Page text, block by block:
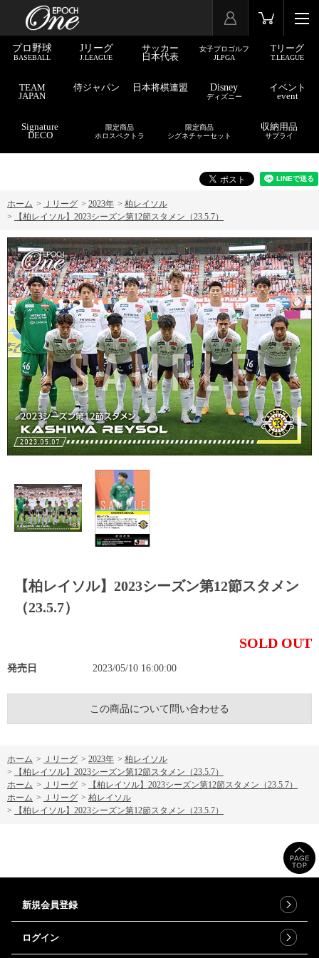
プロ野球
BASEBALL
Jリーグ
J.LEAGUE
サッカー
日本代表
女子プロゴルフ
JLPGA
Tリーグ
T.LEAGUE
TEAM
JAPAN
侍ジャパン 日本将棋連盟 Disney
ディズニー
イベント
event
Signature
DECO
限定商品
ホロスペクトラ
限定商品
シグネチャーセット
収納用品
サプライ
ホーム > Ｊリーグ > 2023年 > 柏レイソル
>
【柏レイソル】2023シーズン第12節スタメン（23.5.7）
【柏レイソル】2023シーズン第12節スタメン
（23.5.7）
SOLD OUT
発売日 2023/05/10 16:00:00
この商品について問い合わせる
ホーム > Ｊリーグ > 2023年 > 柏レイソル
>
【柏レイソル】2023シーズン第12節スタメン（23.5.7）
ホーム > Ｊリーグ >
【柏レイソル】2023シーズン第12節スタメン（23.5.7）
ホーム > Ｊリーグ > 柏レイソル
>
【柏レイソル】2023シーズン第12節スタメン（23.5.7）
新規会員登録
ログイン